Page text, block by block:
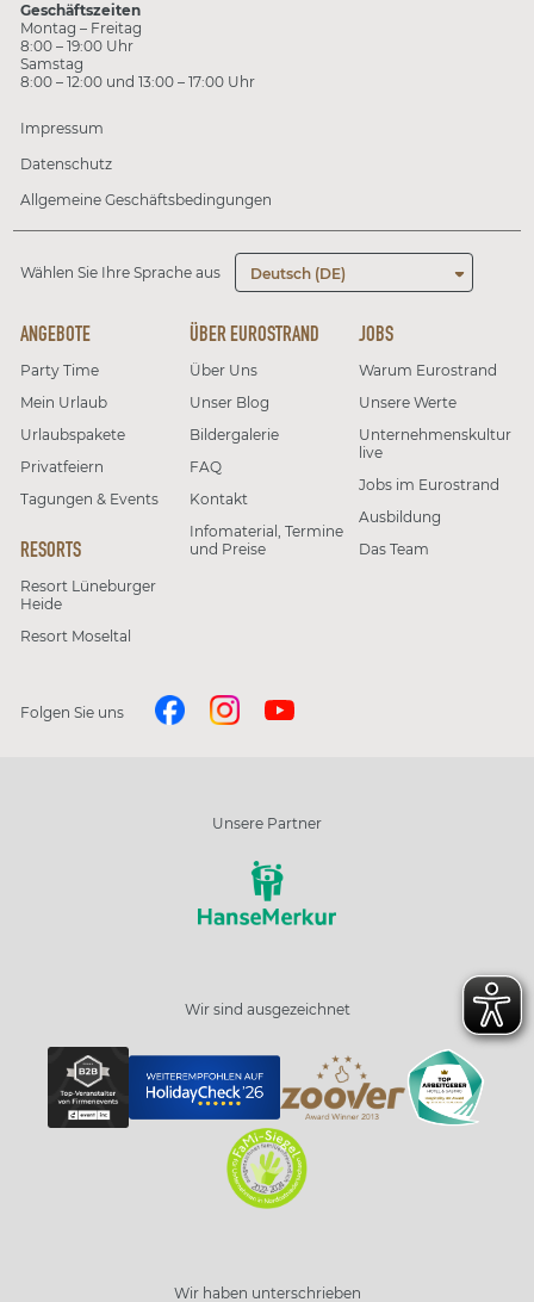
Geschäftszeiten
Montag – Freitag
8:00 – 19:00 Uhr
Samstag
8:00 – 12:00 und 13:00 – 17:00 Uhr
Impressum
Datenschutz
Allgemeine Geschäftsbedingungen
Wählen Sie Ihre Sprache aus Deutsch (DE)
ANGEBOTE
Party Time
Mein Urlaub
Urlaubspakete
Privatfeiern
Tagungen & Events
RESORTS
Resort Lüneburger
Heide
Resort Moseltal
ÜBER EUROSTRAND
Über Uns
Unser Blog
Bildergalerie
FAQ
Kontakt
Infomaterial, Termine
und Preise
JOBS
Warum Eurostrand
Unsere Werte
Unternehmenskultur
live
Jobs im Eurostrand
Ausbildung
Das Team
Folgen Sie uns
Unsere Partner
Wir sind ausgezeichnet
Wir haben unterschrieben